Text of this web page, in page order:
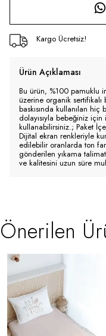
Kargo Ücretsiz!
Ürün Açıklaması
Bu ürün, %100 pamuklu
üzerine organik sertifikalı
baskısında kullanılan
dolayısıyla bebeğiniz
kullanabilirsiniz.; Paket
Dijital ekran renkleriyle
edilebilir oranlarda ton
gönderilen yıkama
ve kalitesini uzun süre
Önerilen